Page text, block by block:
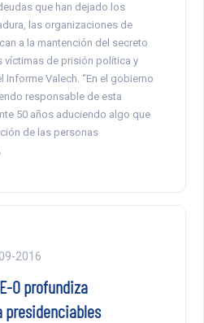
que han dejado los
las organizaciones de
a la mantención del secreto
víctimas de prisión política y
Valech. “En el gobierno
responsable de esta
50 años aduciendo algo que
de las personas
2016
O profundiza